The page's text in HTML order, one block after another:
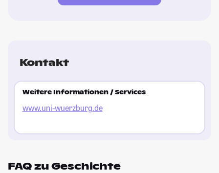
Kontakt
Weitere Informationen / Services
www.uni-wuerzburg.de
FAQ zu Geschichte